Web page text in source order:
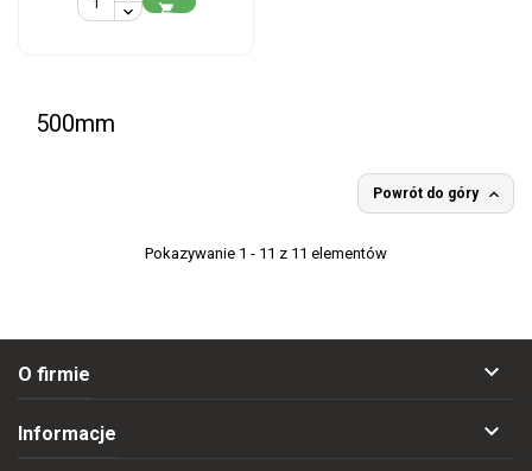

500mm
Powrót do góry 
Pokazywanie 1 - 11 z 11 elementów
O firmie 
Informacje 